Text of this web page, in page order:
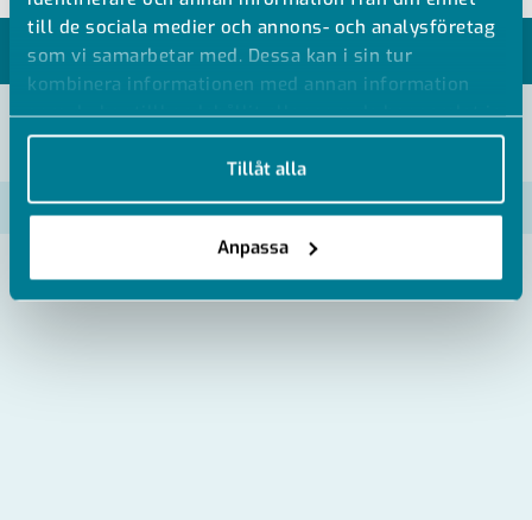
till de sociala medier och annons- och analysföretag
som vi samarbetar med. Dessa kan i sin tur
kombinera informationen med annan information
som du har tillhandahållit eller som de har samlat in
när du har använt deras tjänster.
Tillåt alla
Anpassa
MODELLER
VISA ALLA MÅTT +
Artikelnummer RSK